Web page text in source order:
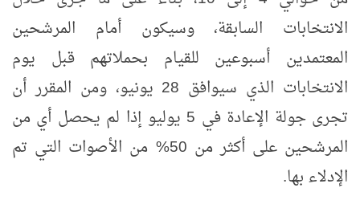
الانتخابات السابقة، وسيكون أمام المرشحين
المعتمدين أسبوعين للقيام بحملاتهم قبل يوم
الانتخابات الذي سيوافق 28 يونيو، ومن المقرر أن
تجرى جولة الإعادة في 5 يوليو إذا لم يحصل أي من
المرشحين على أكثر من 50% من الأصوات التي تم
الإدلاء بها.